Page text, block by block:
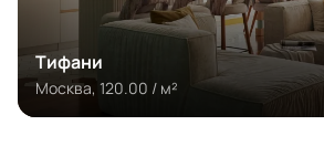
Тифани
Москва, 120.00 / м²